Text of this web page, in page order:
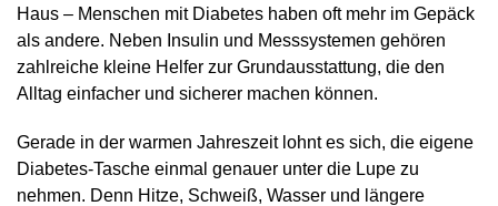
Haus – Menschen mit Diabetes haben oft mehr im Gepäck
als andere. Neben Insulin und Messsystemen gehören
zahlreiche kleine Helfer zur Grundausstattung, die den
Alltag einfacher und sicherer machen können.
Gerade in der warmen Jahreszeit lohnt es sich, die eigene
Diabetes-Tasche einmal genauer unter die Lupe zu
nehmen. Denn Hitze, Schweiß, Wasser und längere